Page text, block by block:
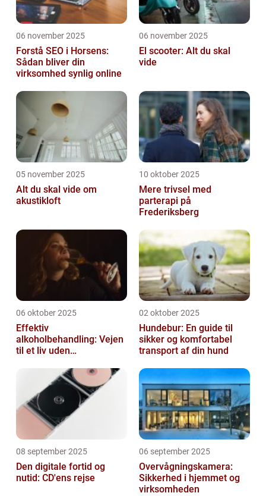
06 november 2025
Forstå SEO i Horsens:
Sådan bliver din
virksomhed synlig online
06 november 2025
El scooter: Alt du skal
vide
05 november 2025
Alt du skal vide om
akustikloft
10 oktober 2025
Mere trivsel med
parterapi på
Frederiksberg
06 oktober 2025
Effektiv
alkoholbehandling: Vejen
til et liv uden
02 oktober 2025
Hundebur: En guide til
sikker og komfortabel
transport af din hund
08 september 2025
Den digitale fortid og
nutid: CD'ens rejse
06 september 2025
Overvågningskamera:
Sikkerhed i hjemmet og
virksomheden